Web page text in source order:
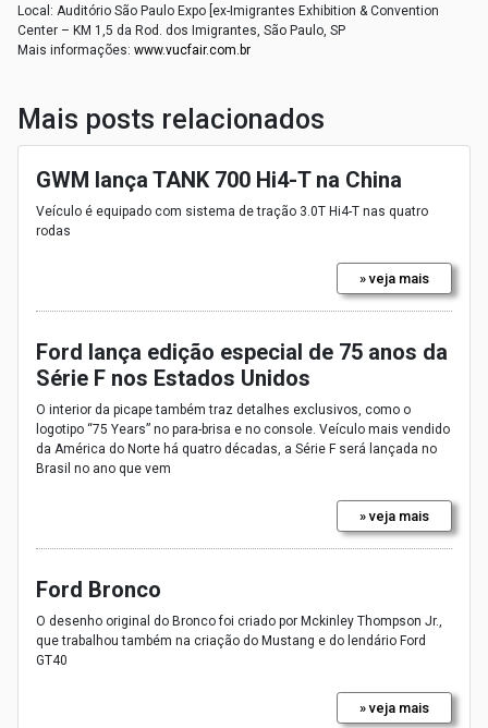
Local: Auditório São Paulo Expo [ex-Imigrantes Exhibition & Convention
Center – KM 1,5 da Rod. dos Imigrantes, São Paulo, SP
Mais informações: www.vucfair.com.br
Mais posts relacionados
GWM lança TANK 700 Hi4-T na China
Veículo é equipado com sistema de tração 3.0T Hi4-T nas quatro
rodas
» veja mais
Ford lança edição especial de 75 anos da
Série F nos Estados Unidos
O interior da picape também traz detalhes exclusivos, como o
logotipo “75 Years” no para-brisa e no console. Veículo mais vendido
da América do Norte há quatro décadas, a Série F será lançada no
Brasil no ano que vem
» veja mais
Ford Bronco
O desenho original do Bronco foi criado por Mckinley Thompson Jr.,
que trabalhou também na criação do Mustang e do lendário Ford
GT40
» veja mais